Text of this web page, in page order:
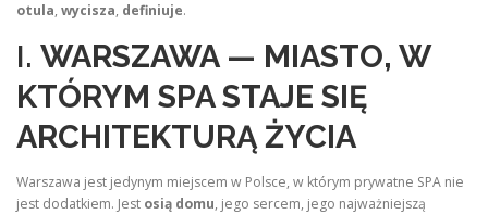
otula, wycisza, definiuje.
I. WARSZAWA — MIASTO, W
KTÓRYM SPA STAJE SIĘ
ARCHITEKTURĄ ŻYCIA
Warszawa jest jedynym miejscem w Polsce, w którym prywatne SPA nie
jest dodatkiem. Jest osią domu, jego sercem, jego najważniejszą